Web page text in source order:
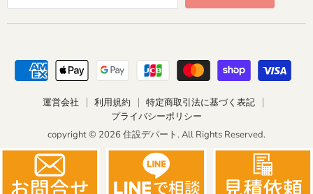
運営会社 利用規約
特定商取引法に基づく表記
プライバシーポリシー
copyright © 2026 住設デパート. All Rights Reserved.